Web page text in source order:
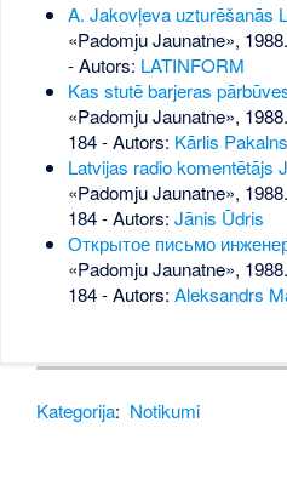
A. Jakovļeva uzturēšanās
«Padomju Jaunatne»,
- Autors: LATINFORM
Kas stutē barjeras
«Padomju Jaunatne»,
184- Autors: Kārlis Pakalns
Latvijas radio komentētājs
«Padomju Jaunatne»,
184- Autors: Jānis Ūdris
Открытое письмо
«Padomju Jaunatne»,
184- Autors: Aleksandrs
Kategorija: Notikumi